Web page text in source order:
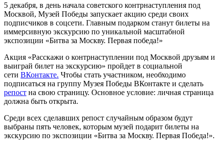
5 декабря, в день начала советского контрнаступления под
Москвой, Музей Победы запускает акцию среди своих
подписчиков в соцсети. Главным подарком станут билеты на
иммерсивную экскурсию по уникальной масштабной
экспозиции «Битва за Москву. Первая победа!»
Акция «Расскажи о контрнаступлении под Москвой друзьям и
выиграй билет на экскурсию» пройдет в социальной
сети ВКонтакте. Чтобы стать участником, необходимо
подписаться на группу Музея Победы ВКонтакте и сделать
репост на свою страницу. Основное условие: личная страница
должна быть открыта.
Среди всех сделавших репост случайным образом будут
выбраны пять человек, которым музей подарит билеты на
экскурсию по экспозиции «Битва за Москву. Первая Победа!».